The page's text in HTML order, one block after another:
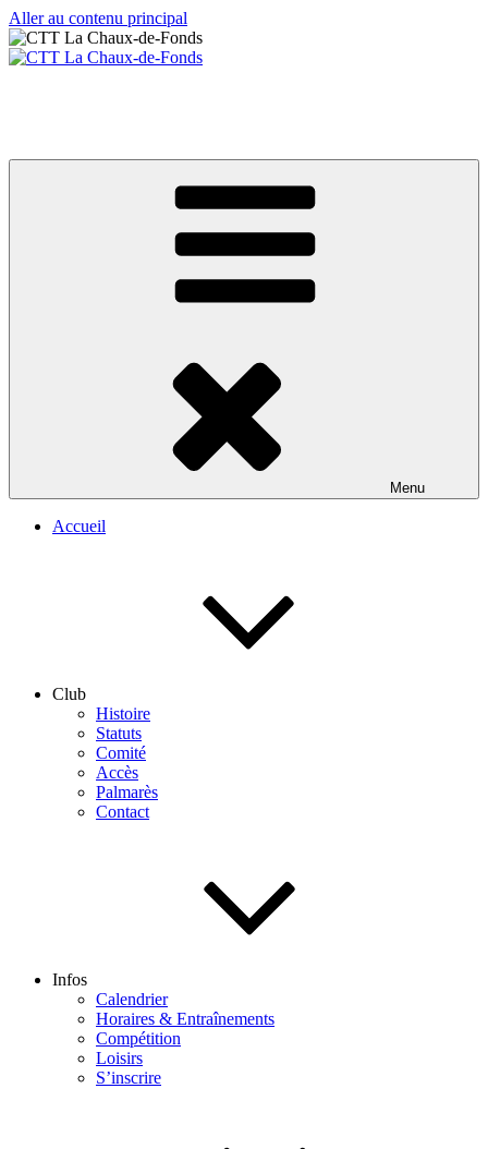
Aller au contenu principal
Menu
Accueil
Club
Histoire
Statuts
Comité
Accès
Palmarès
Contact
Infos
Calendrier
Horaires & Entraînements
Compétition
Loisirs
S’inscrire